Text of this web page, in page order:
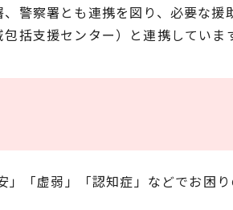
警察署とも連携を図り、必要な援
括支援センター）と連携していま
「虚弱」「認知症」などでお困